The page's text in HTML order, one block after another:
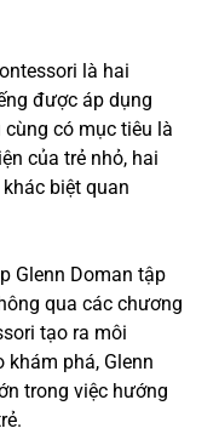
là hai
được áp dụng
có mục tiêu là
của trẻ nhỏ, hai
biệt quan
Glenn Doman tập
qua các chương
tạo ra môi
phá, Glenn
trong việc hướng